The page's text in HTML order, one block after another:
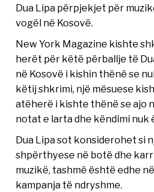
Dua Lipa përpjekjet për
vogël në Kosovë.
New York Magazine kishte
herët për këtë përballje të
në Kosovë i kishin thënë se
këtij shkrimi, një mësuese
atëherë i kishte thënë se ajo
notat e larta dhe këndimi nuk
Dua Lipa sot konsiderohet si
shpërthyese në botë dhe
muzikë, tashmë është edhe
kampanja të ndryshme.